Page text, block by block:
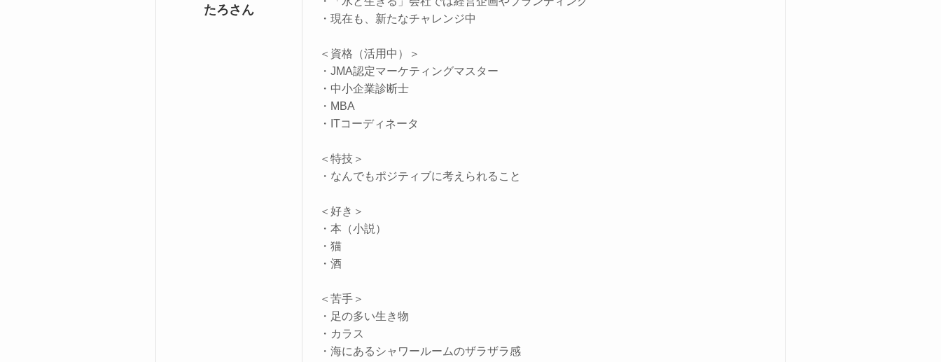
たろさん
・現在も、新たなチャレンジ中
＜資格（活用中）＞
・JMA認定マーケティングマスター
・中小企業診断士
・MBA
・ITコーディネータ
＜特技＞
・なんでもポジティブに考えられること
＜好き＞
・本（小説）
・猫
・酒
＜苦手＞
・足の多い生き物
・カラス
・海にあるシャワールームのザラザラ感